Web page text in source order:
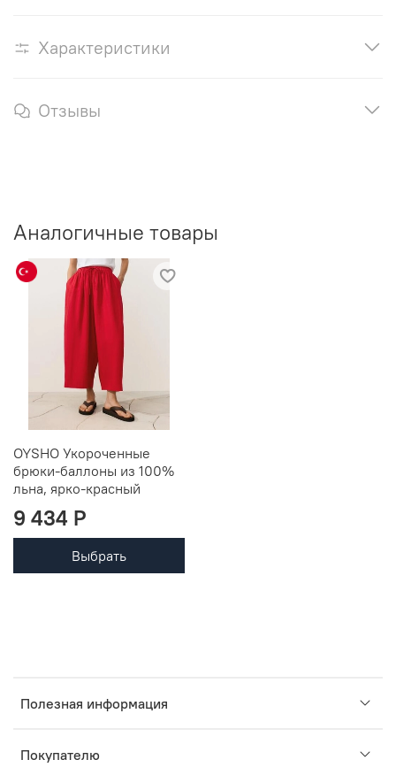
Характеристики
Отзывы
Аналогичные товары
OYSHO Укороченные
брюки-баллоны из 100%
льна, ярко-красный
9 434 P
Выбрать
Полезная информация
Покупателю